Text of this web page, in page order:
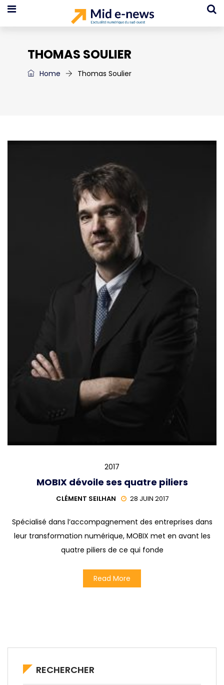
THOMAS SOULIER
Home Thomas Soulier
2017
MOBIX dévoile ses quatre piliers
CLÉMENT SEILHAN 28 JUIN 2017
Spécialisé dans l’accompagnement des entreprises dans
leur transformation numérique, MOBIX met en avant les
quatre piliers de ce qui fonde
Read More
RECHERCHER